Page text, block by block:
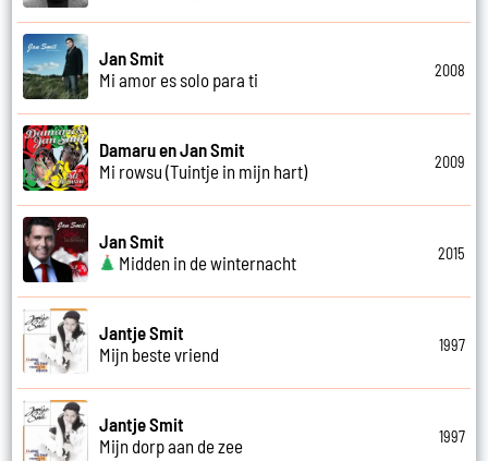
Jan Smit
Mi amor es solo para ti
2008
Damaru en Jan Smit
Mi rowsu (Tuintje in mijn hart)
2009
Jan Smit
Midden in de winternacht
2015
Jantje Smit
Mijn beste vriend
1997
Jantje Smit
Mijn dorp aan de zee
1997